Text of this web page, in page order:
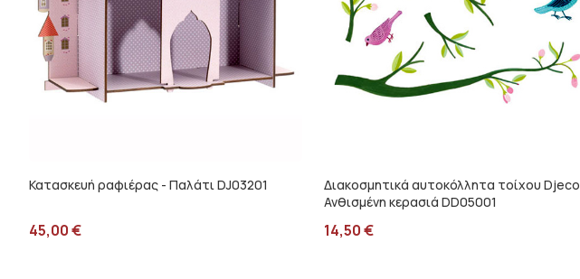
Κατασκευή ραφιέρας - Παλάτι DJ03201
45,00€
Διακοσμητικά αυτοκόλλητα τοίχου Djeco
Ανθισμένη κερασιά DD05001
14,50€